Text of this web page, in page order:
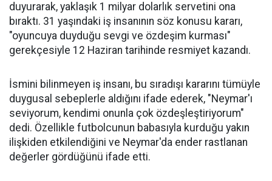
duyurarak, yaklaşık 1 milyar dolarlık servetini ona
bıraktı. 31 yaşındaki iş insanının söz konusu kararı,
"oyuncuya duyduğu sevgi ve özdeşim kurması"
gerekçesiyle 12 Haziran tarihinde resmiyet kazandı.
İsmini bilinmeyen iş insanı, bu sıradışı kararını tümüyle
duygusal sebeplerle aldığını ifade ederek, "Neymar'ı
seviyorum, kendimi onunla çok özdeşleştiriyorum"
dedi. Özellikle futbolcunun babasıyla kurduğu yakın
ilişkiden etkilendiğini ve Neymar'da ender rastlanan
değerler gördüğünü ifade etti.